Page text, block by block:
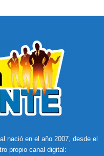
nació en el año 2007, desde el
propio canal digital: